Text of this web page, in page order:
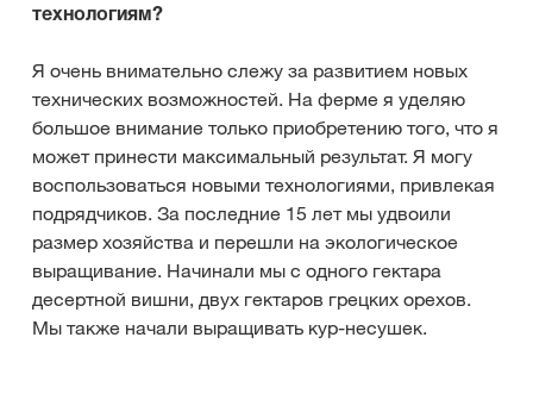
технологиям?
Я очень внимательно слежу за развитием новых
технических возможностей. На ферме я уделяю
большое внимание только приобретению того, что я
может принести максимальный результат. Я могу
воспользоваться новыми технологиями, привлекая
подрядчиков. За последние 15 лет мы удвоили
размер хозяйства и перешли на экологическое
выращивание. Начинали мы с одного гектара
десертной вишни, двух гектаров грецких орехов.
Мы также начали выращивать кур-несушек.